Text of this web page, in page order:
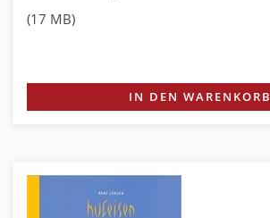
(17 MB)
IN DEN WARENKORB